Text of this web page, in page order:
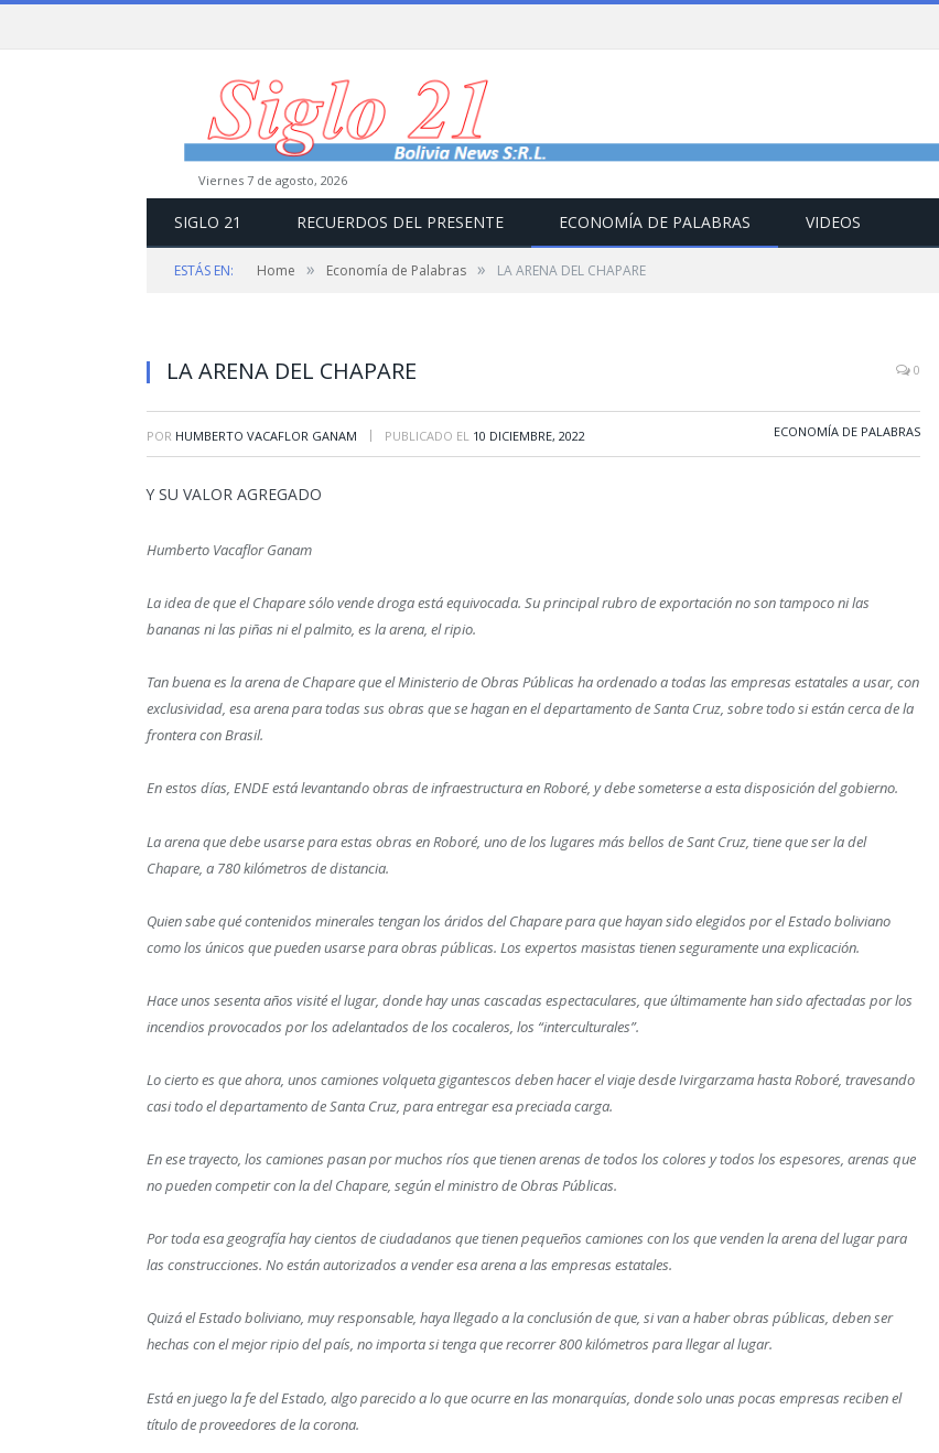
viernes 7 de agosto, 2026
SIGLO 21 RECUERDOS DEL PRESENTE ECONOMÍA DE PALABRAS VIDEOS
ESTÁS EN: Home » Economía de Palabras » LA ARENA DEL CHAPARE
LA ARENA DEL CHAPARE 0
POR HUMBERTO VACAFLOR GANAM | PUBLICADO EL 10 DICIEMBRE, 2022 ECONOMÍA DE PALABRAS
Y SU VALOR AGREGADO
Humberto Vacaflor Ganam
La idea de que el Chapare sólo vende droga está equivocada. Su principal rubro de exportación no son tampoco ni las
bananas ni las piñas ni el palmito, es la arena, el ripio.
Tan buena es la arena de Chapare que el Ministerio de Obras Públicas ha ordenado a todas las empresas estatales a usar, con
exclusividad, esa arena para todas sus obras que se hagan en el departamento de Santa Cruz, sobre todo si están cerca de la
frontera con Brasil.
En estos días, ENDE está levantando obras de infraestructura en Roboré, y debe someterse a esta disposición del gobierno.
La arena que debe usarse para estas obras en Roboré, uno de los lugares más bellos de Sant Cruz, tiene que ser la del
Chapare, a 780 kilómetros de distancia.
Quien sabe qué contenidos minerales tengan los áridos del Chapare para que hayan sido elegidos por el Estado boliviano
como los únicos que pueden usarse para obras públicas. Los expertos masistas tienen seguramente una explicación.
Hace unos sesenta años visité el lugar, donde hay unas cascadas espectaculares, que últimamente han sido afectadas por los
incendios provocados por los adelantados de los cocaleros, los “interculturales”.
Lo cierto es que ahora, unos camiones volqueta gigantescos deben hacer el viaje desde Ivirgarzama hasta Roboré, travesando
casi todo el departamento de Santa Cruz, para entregar esa preciada carga.
En ese trayecto, los camiones pasan por muchos ríos que tienen arenas de todos los colores y todos los espesores, arenas que
no pueden competir con la del Chapare, según el ministro de Obras Públicas.
Por toda esa geografía hay cientos de ciudadanos que tienen pequeños camiones con los que venden la arena del lugar para
las construcciones. No están autorizados a vender esa arena a las empresas estatales.
Quizá el Estado boliviano, muy responsable, haya llegado a la conclusión de que, si van a haber obras públicas, deben ser
hechas con el mejor ripio del país, no importa si tenga que recorrer 800 kilómetros para llegar al lugar.
Está en juego la fe del Estado, algo parecido a lo que ocurre en las monarquías, donde solo unas pocas empresas reciben el
título de proveedores de la corona.